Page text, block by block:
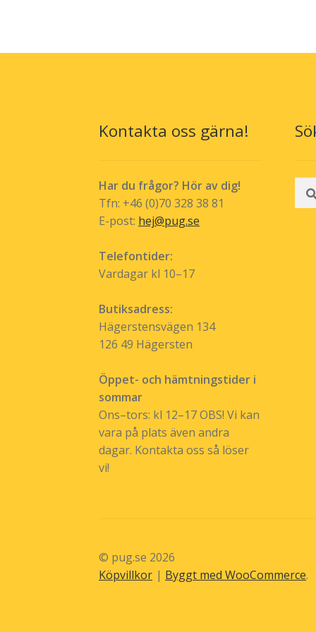
Kontakta oss gärna!
Har du frågor? Hör av dig!
Tfn: +46 (0)70 328 38 81
E-post: hej@pug.se
Telefontider:
Vardagar kl 10–17
Butiksadress:
Hägerstensvägen 134
126 49 Hägersten
Öppet- och hämtningstider i
sommar
Ons–tors: kl 12–17 OBS! Vi kan
vara på plats även andra
dagar. Kontakta oss så löser
vi!
Sök
© pug.se 2026
Köpvillkor
Byggt med WooCommerce.